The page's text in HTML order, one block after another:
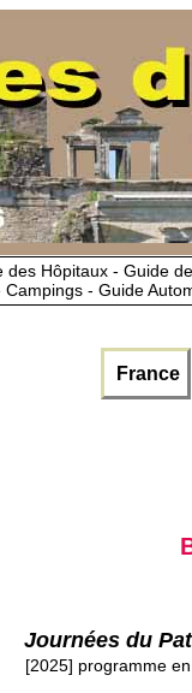
Hôpitaux - Guide
- Guide
France
Journées du
[2025] programme